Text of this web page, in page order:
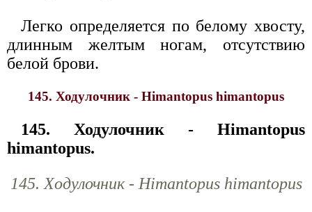
Легко определяется по белому хвосту,
длинным желтым ногам, отсутствию
белой брови.
145. Ходулочник - Himantopus himantopus
145. Ходулочник - Himantopus
himantopus.
145. Ходулочник - Himantopus himantopus